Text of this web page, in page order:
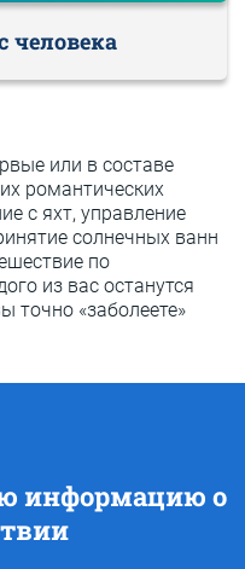
человека
или в составе
романтических
с яхт, управление
солнечных ванн
по
из вас останутся
точно «заболеете»
информацию о